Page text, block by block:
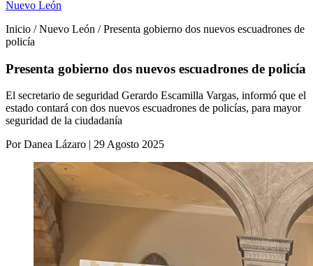
Nuevo León
Inicio / Nuevo León / Presenta gobierno dos nuevos escuadrones de
policía
Presenta gobierno dos nuevos escuadrones de policía
El secretario de seguridad Gerardo Escamilla Vargas, informó que el
estado contará con dos nuevos escuadrones de policías, para mayor
seguridad de la ciudadanía
Por Danea Lázaro | 29 Agosto 2025